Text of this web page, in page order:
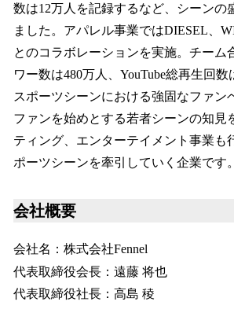
数は12万人を記録するなど、シーンの
ました。アパレル事業ではDIESEL、
とのコラボレーションを実施。チーム
ワー数は480万人、YouTube総再生回
スポーツシーンにおける強固なファン
ファンを始めとする若者シーンの知見
ティング、エンターテイメント事業も
ポーツシーンを牽引していく企業です。
会社概要
会社名：株式会社Fennel
代表取締役会長：遠藤 将也
代表取締役社長：高島 稜